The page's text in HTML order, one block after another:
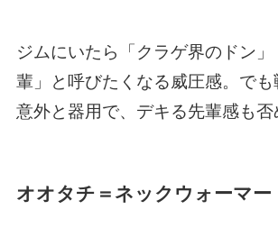
ジムにいたら「クラゲ界のドン
輩」と呼びたくなる威圧感。でも
意外と器用で、デキる先輩感も否
オオタチ＝ネックウォーマー